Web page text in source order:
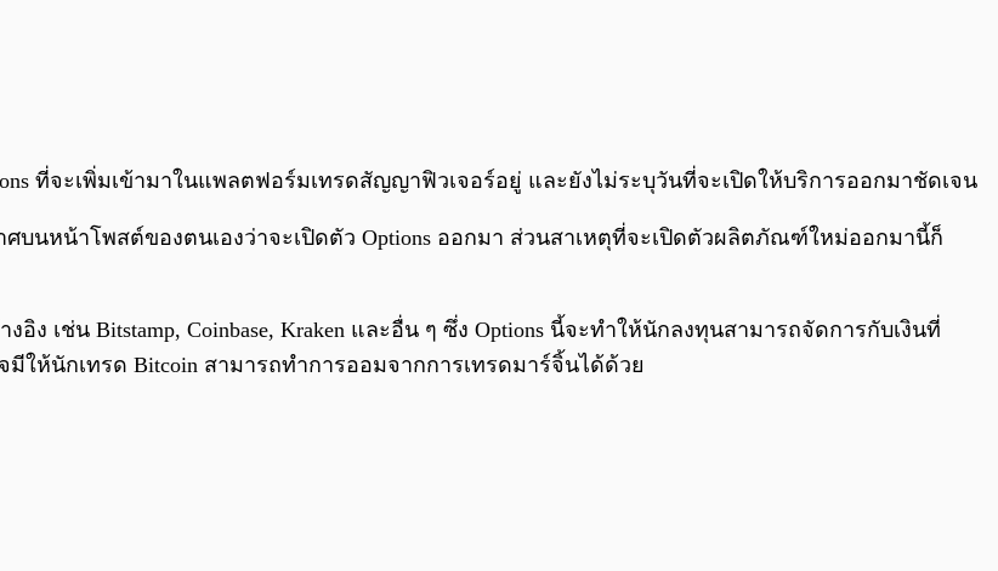
ที่จะเพิ่มเข้ามาในแพลตฟอร์มเทรดสัญญาฟิวเจอร์อยู่ และยังไม่ระบุวันที่จะเปิดให้บริการออกมาชัดเจน
กาศบนหน้าโพสต์ของตนเองว่าจะเปิดตัว Options ออกมา ส่วนสาเหตุที่จะเปิดตัวผลิตภัณฑ์ใหม่ออกมานี้ก็
อิง เช่น Bitstamp, Coinbase, Kraken และอื่น ๆ ซึ่ง Options นี้จะทำให้นักลงทุนสามารถจัดการกับเงินที่
ให้นักเทรด Bitcoin สามารถทำการออมจากการเทรดมาร์จิ้นได้ด้วย